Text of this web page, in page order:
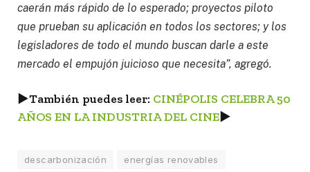
caerán más rápido de lo esperado; proyectos piloto
que prueban su aplicación en todos los sectores; y los
legisladores de todo el mundo buscan darle a este
mercado el empujón juicioso que necesita”, agregó.
►También puedes leer: CINÉPOLIS CELEBRA 50
AÑOS EN LA INDUSTRIA DEL CINE►
descarbonización energías renovables